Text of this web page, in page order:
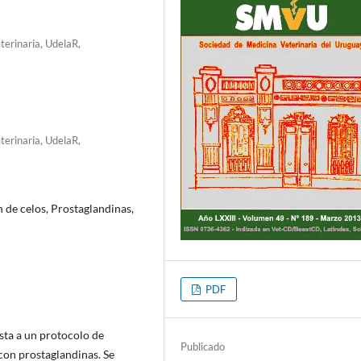
UdelaR,
UdelaR,
celos, Prostaglandinas,
a un protocolo de
prostaglandinas. Se
PDF
Publicado